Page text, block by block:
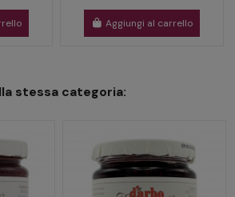
Aggiungi al carrello
stessa categoria: